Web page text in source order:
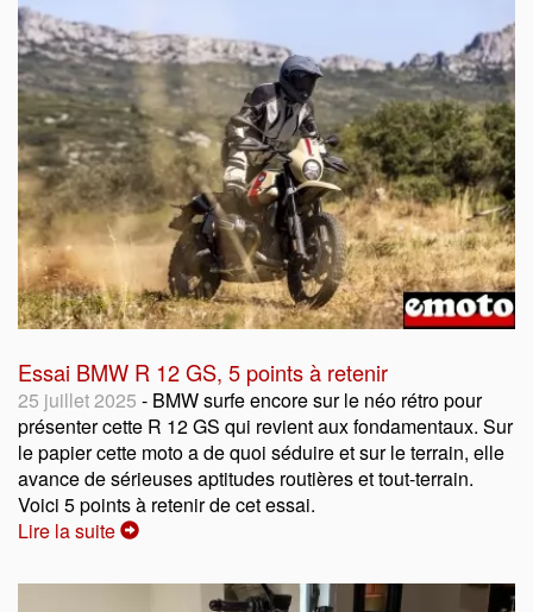
Essai BMW R 12 GS, 5 points à retenir
25 juillet 2025 - BMW surfe encore sur le néo rétro pour
présenter cette R 12 GS qui revient aux fondamentaux. Sur
le papier cette moto a de quoi séduire et sur le terrain, elle
avance de sérieuses aptitudes routières et tout-terrain.
Voici 5 points à retenir de cet essai.
Lire la suite